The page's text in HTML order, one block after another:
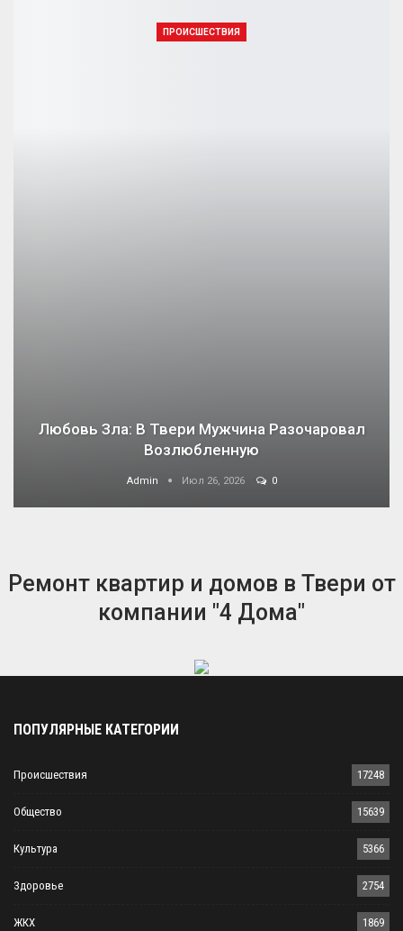
ПРОИСШЕСТВИЯ
Любовь Зла: В Твери Мужчина Разочаровал
Возлюбленную
Admin Июл 26, 2026 0
Ремонт квартир и домов в Твери от
компании "4 Дома"
ПОПУЛЯРНЫЕ КАТЕГОРИИ
Происшествия 17248
Общество 15639
Культура 5366
Здоровье 2754
ЖКХ 1869